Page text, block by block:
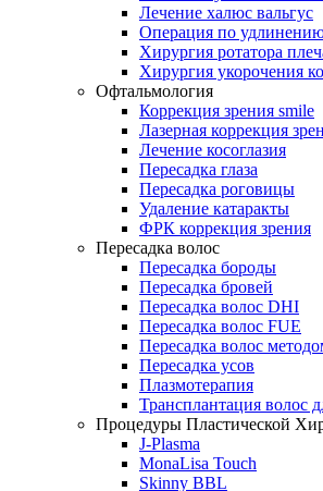
Лечение халюс вальгус
Операция по
Хирургия ротатора
Хирургия укорочения
Офтальмология
Коррекция зрения smile
Лазерная коррекция
Лечение косоглазия
Пересадка глаза
Пересадка роговицы
Удаление катаракты
ФРК коррекция зрения
Пересадка волос
Пересадка бороды
Пересадка бровей
Пересадка волос DHI
Пересадка волос FUE
Пересадка волос
Пересадка усов
Плазмотерапия
Трансплантация волос
Процедуры Пластической
J-Plasma
MonaLisa Touch
Skinny BBL